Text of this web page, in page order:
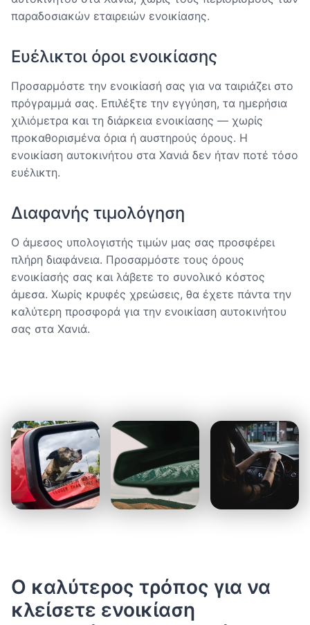
παραδοσιακών εταιρειών ενοικίασης.
Ευέλικτοι όροι ενοικίασης
Προσαρμόστε την ενοικίασή σας για να ταιριάζει στο
πρόγραμμά σας. Επιλέξτε την εγγύηση, τα ημερήσια
χιλιόμετρα και τη διάρκεια ενοικίασης — χωρίς
προκαθορισμένα όρια ή αυστηρούς όρους. Η
ενοικίαση αυτοκινήτου στα Χανιά δεν ήταν ποτέ τόσο
ευέλικτη.
Διαφανής τιμολόγηση
Ο άμεσος υπολογιστής τιμών μας σας προσφέρει
πλήρη διαφάνεια. Προσαρμόστε τους όρους
ενοικίασής σας και λάβετε το συνολικό κόστος
άμεσα. Χωρίς κρυφές χρεώσεις, θα έχετε πάντα την
καλύτερη προσφορά για την ενοικίαση αυτοκινήτου
σας στα Χανιά.
Ο καλύτερος τρόπος για να
κλείσετε ενοικίαση